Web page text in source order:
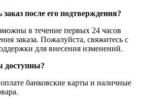
после его подтверждения?
в течение первых 24 часов
заказа. Пожалуйста, свяжитесь с
для внесения изменений.
доступны?
банковские карты и наличные